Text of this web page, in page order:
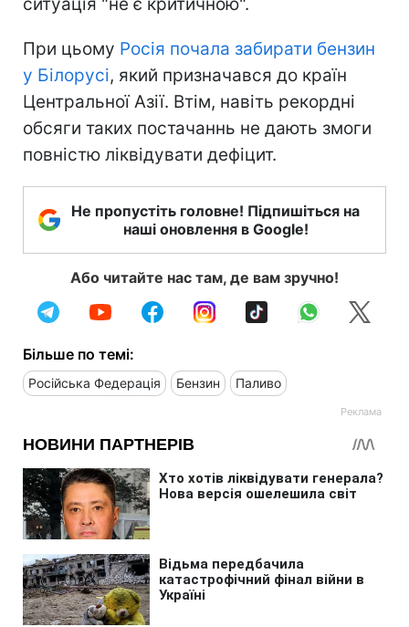
При цьому Росія почала забирати бензин
у Білорусі, який призначався до країн
Центральної Азії. Втім, навіть рекордні
обсяги таких постачаннь не дають змоги
повністю ліквідувати дефіцит.
Не пропустіть головне! Підпишіться на
наші оновлення в Google!
Або читайте нас там, де вам зручно!
Більше по темі:
Російська Федерація Бензин Паливо